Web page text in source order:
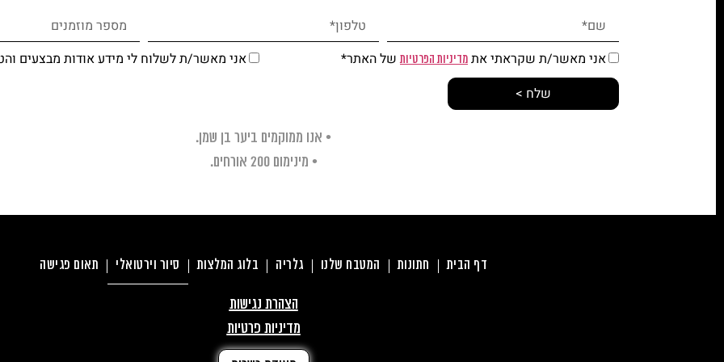
אני מאשר/ת שקראתי את מדיניות הפרטיותשל האתר*
אני מאשר/ת לשלוח לי מידע אודות מבצעים
שלח >
• אנו ממוקמים ביער בן שמן.
• מינימום 200 אורחים.
דף הבית חתונות המטבח שלנו גלריה בלוג המלצות סיור וירטואלי תאום פגישה
הצהרת נגישות
מדיניות פרטיות